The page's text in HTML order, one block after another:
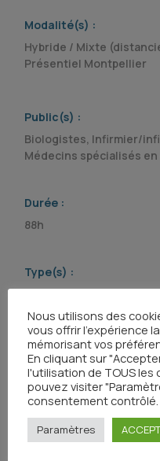
Modalité(s) :
Hybride / Mixte
Présentiel Montpellier
Public(s) :
Biologistes, Infirmier/
Médecins spécialisés
Durée :
88h
Type(s) :
Formation Certifiante
certification ou diplôme)
Organisme(s) :
Nous utilisons des
vous offrir l'expérience
mémorisant vos
En cliquant sur
l'utilisation de TOUS les
pouvez visiter
consentement contrôlé.
Paramètres